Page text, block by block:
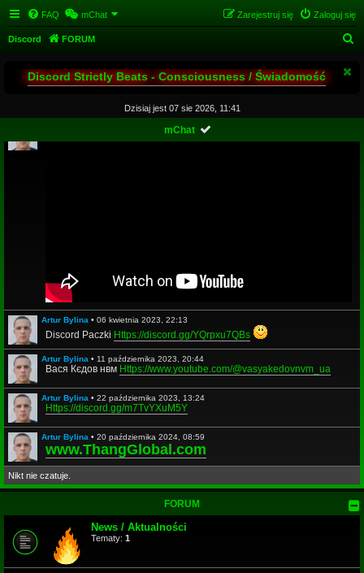
FAQ mChat Zaloguj się
Zarejestruj się
Discord FORUM
a
Discord Strictly Beats - Consciousness / Świadomość
Dzisiaj jest 07 sie 2026, 11:41
mChat
14 maja 2020, 21:42
Artur Bylina • 06 kwietnia 2023, 22:13
Discord Paczki Https://discord.gg/YQrpxu7QBs
Artur Bylina • 11 października 2023, 20:44
Вася Кєдов нвм Https://www.youtube.com/@vasyakedovnvm_ua
Artur Bylina • 22 października 2023, 13:24
Https://discord.gg/m7TvYXuM5Y
Artur Bylina • 20 października 2024, 08:59
www.ThangGlobal.com
Nikt nie czatuje.
FORUM
News / Aktualności
Tematy: 1